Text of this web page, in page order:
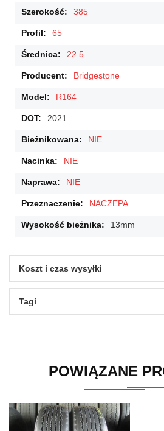
385
65
22.5
Bridgestone
R164
2021
NIE
NIE
NIE
NACZEPA
13mm
Koszt i czas wysyłki
Tagi
POWIĄZANE